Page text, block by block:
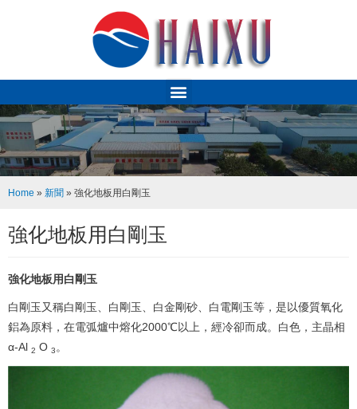
Home » 新聞 » 強化地板用白剛玉
強化地板用白剛玉
強化地板用白剛玉
白剛玉又稱白剛玉、白剛玉、白金剛砂、白電剛玉等，是以優質氧化
鋁為原料，在電弧爐中熔化2000℃以上，經冷卻而成。白色，主晶相
α-Al 2 O 3。